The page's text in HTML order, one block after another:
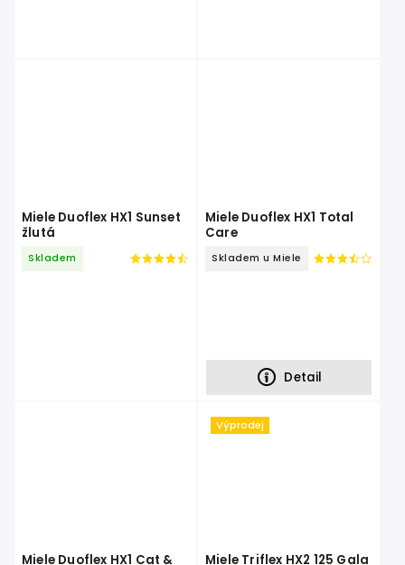
Miele Duoflex HX1 Sunset
žlutá
Skladem
Miele Duoflex HX1 Total
Care
Skladem u Miele
Detail
Miele Duoflex HX1 Cat &
Výprodej
Miele Triflex HX2 125 Gala